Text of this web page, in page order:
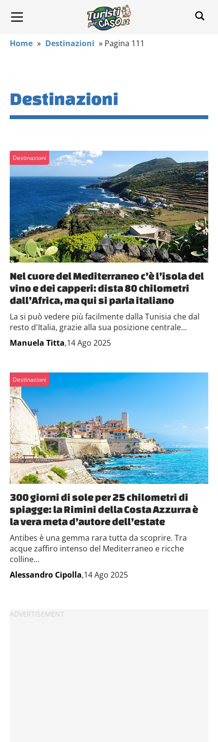
Home » Destinazioni » Pagina 111
Destinazioni
Destinazioni
Nel cuore del Mediterraneo c’è l’isola del
vino e dei capperi: dista 80 chilometri
dall’Africa, ma qui si parla italiano
La si può vedere più facilmente dalla Tunisia che dal
resto d'Italia, grazie alla sua posizione centrale...
Manuela Titta,14 Ago 2025
Destinazioni
300 giorni di sole per 25 chilometri di
spiagge: la Rimini della Costa Azzurra è
la vera meta d’autore dell’estate
Antibes è una gemma rara tutta da scoprire. Tra
acque zaffiro intenso del Mediterraneo e ricche
colline...
Alessandro Cipolla,14 Ago 2025